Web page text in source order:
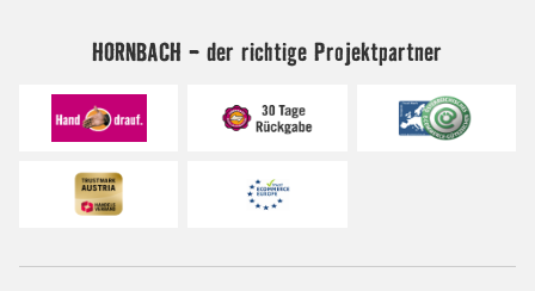
HORNBACH - der richtige Projektpartner